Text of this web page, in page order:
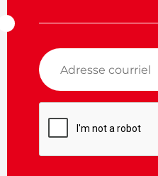
Adresse
courriel